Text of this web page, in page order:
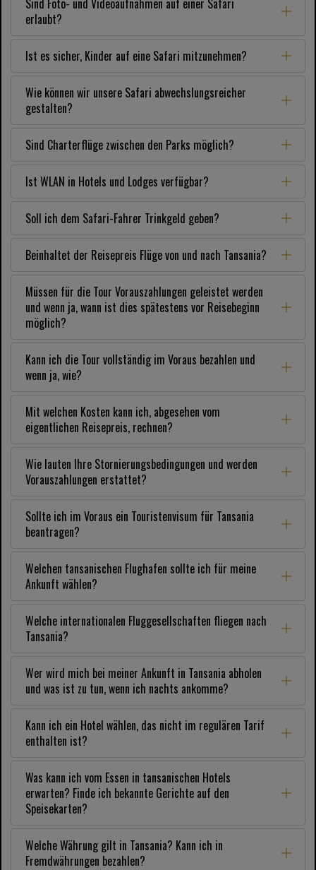
erlaubt?
Ist es sicher, Kinder auf eine Safari mitzunehmen?
Wie können wir unsere Safari abwechslungsreicher
gestalten?
Sind Charterflüge zwischen den Parks möglich?
Ist WLAN in Hotels und Lodges verfügbar?
Soll ich dem Safari-Fahrer Trinkgeld geben?
Beinhaltet der Reisepreis Flüge von und nach Tansania?
Müssen für die Tour Vorauszahlungen geleistet werden
und wenn ja, wann ist dies spätestens vor Reisebeginn
möglich?
Kann ich die Tour vollständig im Voraus bezahlen und
wenn ja, wie?
Mit welchen Kosten kann ich, abgesehen vom
eigentlichen Reisepreis, rechnen?
Wie lauten Ihre Stornierungsbedingungen und werden
Vorauszahlungen erstattet?
Sollte ich im Voraus ein Touristenvisum für Tansania
beantragen?
Welchen tansanischen Flughafen sollte ich für meine
Ankunft wählen?
Welche internationalen Fluggesellschaften fliegen nach
Tansania?
Wer wird mich bei meiner Ankunft in Tansania abholen
und was ist zu tun, wenn ich nachts ankomme?
Kann ich ein Hotel wählen, das nicht im regulären Tarif
enthalten ist?
Was kann ich vom Essen in tansanischen Hotels
erwarten? Finde ich bekannte Gerichte auf den
Speisekarten?
Welche Währung gilt in Tansania? Kann ich in
Fremdwährungen bezahlen?